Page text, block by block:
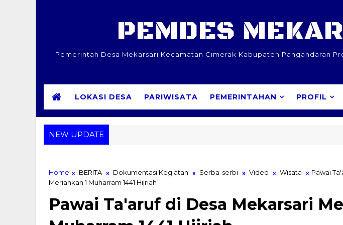
PEMDES
Pemerintah Desa Mekarsari Kecamatan Cimerak Kabupaten Pangandaran
LOKASI DESA PARIWISATA PEMERINTAHAN PROFIL
NEW UPDATE
Home BERITA Dokumentasi Kegiatan Serba-serbi Video Wisata
Pawai
Meriahkan 1 Muharram 1441 Hijriah
Pawai Ta'aruf di Desa Mekarsari